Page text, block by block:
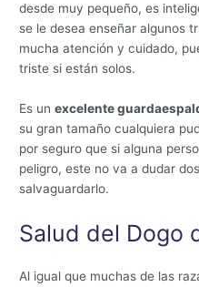
desde muy pequeño, es
se le desea enseñar algunos
mucha atención y cuidado,
triste si están solos.
Es unexcelente
su gran tamaño cualquiera
por seguro que si alguna
peligro, este no va a dudar
salvaguardarlo.
Salud del Dogo
Al igual que muchas de las